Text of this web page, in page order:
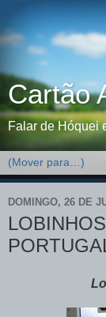
Cartão
Falar de Hóquei
DOMINGO, 26 DE